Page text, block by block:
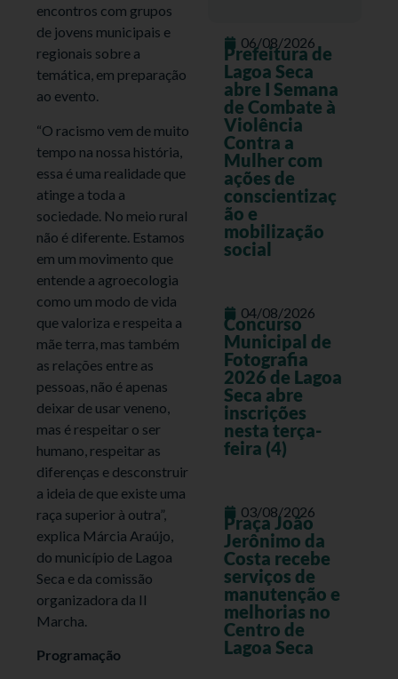
encontros com grupos
de jovens municipais e
regionais sobre a
temática, em preparação
ao evento.
“O racismo vem de muito
tempo na nossa história,
essa é uma realidade que
atinge a toda a
sociedade. No meio rural
não é diferente. Estamos
em um movimento que
entende a agroecologia
como um modo de vida
que valoriza e respeita a
mãe terra, mas também
as relações entre as
pessoas, não é apenas
deixar de usar veneno,
mas é respeitar o ser
humano, respeitar as
diferenças e desconstruir
a ideia de que existe uma
raça superior à outra”,
explica Márcia Araújo,
do município de Lagoa
Seca e da comissão
organizadora da II
Marcha.
Programação
06/08/2026
Prefeitura de
Lagoa Seca
abre I Semana
de Combate à
Violência
Contra a
Mulher com
ações de
conscientizaç
ão e
mobilização
social
04/08/2026
Concurso
Municipal de
Fotografia
2026 de Lagoa
Seca abre
inscrições
nesta terça-
feira (4)
03/08/2026
Praça João
Jerônimo da
Costa recebe
serviços de
manutenção e
melhorias no
Centro de
Lagoa Seca